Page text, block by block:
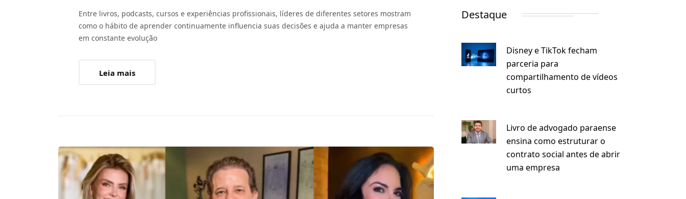
Entre livros, podcasts, cursos e experiências profissionais, líderes de diferentes setores mostram
como o hábito de aprender continuamente influencia suas decisões e ajuda a manter empresas
em constante evolução
Leia mais
Destaque
Disney e TikTok fecham
parceria para
compartilhamento de vídeos
curtos
Livro de advogado paraense
ensina como estruturar o
contrato social antes de abrir
uma empresa